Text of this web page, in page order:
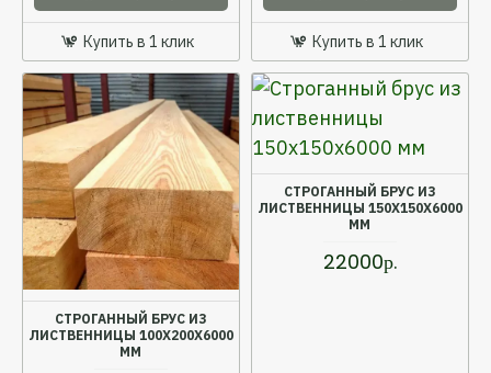
Купить в 1 клик Купить в 1 клик
СТРОГАННЫЙ БРУС ИЗ
ЛИСТВЕННИЦЫ 100X200X6000
ММ
СТРОГАННЫЙ БРУС ИЗ
ЛИСТВЕННИЦЫ 150X150X6000
ММ
22000р.